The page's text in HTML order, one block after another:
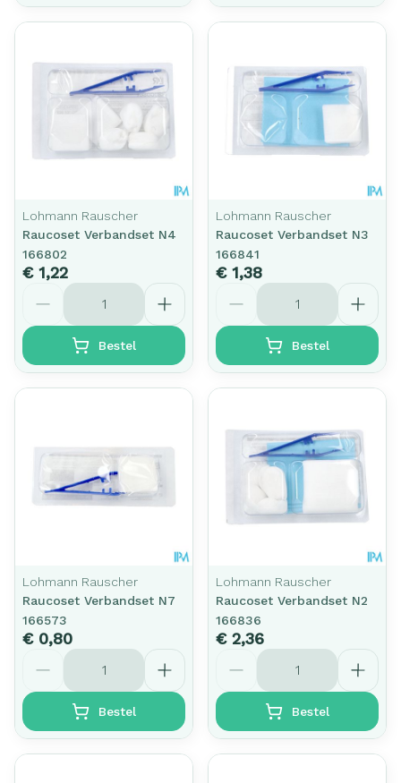
Lohmann Rauscher
Raucoset Verbandset N4
166802
€ 1,22
Aantal
Bestel
Lohmann Rauscher
Raucoset Verbandset N3
166841
€ 1,38
Aantal
Bestel
Lohmann Rauscher
Raucoset Verbandset N7
166573
€ 0,80
Aantal
Bestel
Lohmann Rauscher
Raucoset Verbandset N2
166836
€ 2,36
Aantal
Bestel